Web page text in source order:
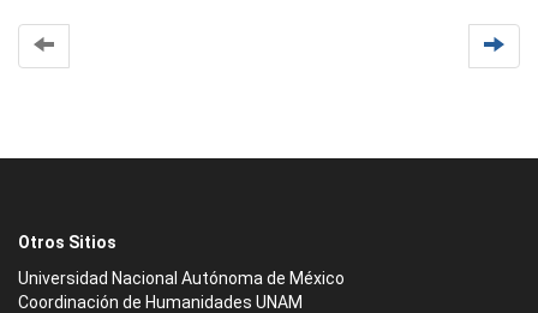
Otros Sitios
Universidad Nacional Autónoma de México
Coordinación de Humanidades UNAM